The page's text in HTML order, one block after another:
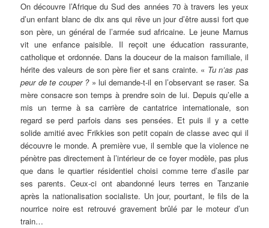
On découvre l’Afrique du Sud des années 70 à travers les yeux
d’un enfant blanc de dix ans qui rêve un jour d’être aussi fort que
son père, un général de l’armée sud africaine. Le jeune Marnus
vit une enfance paisible. Il reçoit une éducation rassurante,
catholique et ordonnée. Dans la douceur de la maison familiale, il
hérite des valeurs de son père fier et sans crainte. « Tu n’as pas
peur de te couper ?» lui demande-t-il en l’observant se raser. Sa
mère consacre son temps à prendre soin de lui. Depuis qu’elle a
mis un terme à sa carrière de cantatrice internationale, son
regard se perd parfois dans ses pensées. Et puis il y a cette
solide amitié avec Frikkies son petit copain de classe avec qui il
découvre le monde. A première vue, il semble que la violence ne
pénètre pas directement à l’intérieur de ce foyer modèle, pas plus
que dans le quartier résidentiel choisi comme terre d’asile par
ses parents. Ceux-ci ont abandonné leurs terres en Tanzanie
après la nationalisation socialiste. Un jour, pourtant, le fils de la
nourrice noire est retrouvé gravement brûlé par le moteur d’un
train…